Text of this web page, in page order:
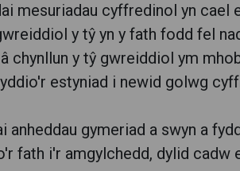
mesuriadau cyffredinol yn
y tŷ yn y fath fodd fel
chynllun y tŷ gwreiddiol ym
estyniad i newid golwg
anheddau gymeriad a swyn a
fath i'r amgylchedd, dylid cadw